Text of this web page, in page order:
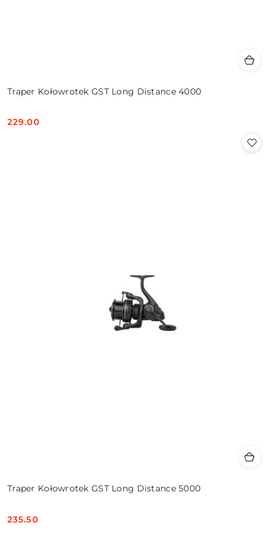
Traper Kołowrotek GST Long Distance 4000
Cena:
229.00
Traper Kołowrotek GST Long Distance 5000
Cena:
235.50